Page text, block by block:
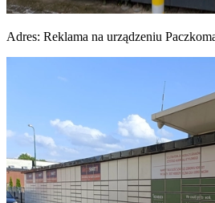
Adres: Reklama na urządzeniu